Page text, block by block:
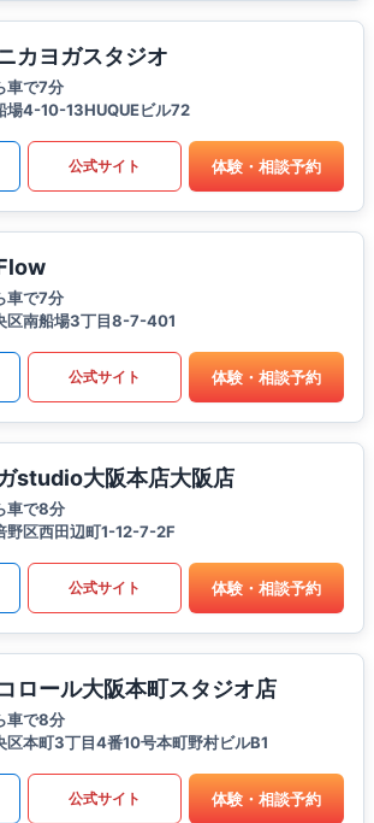
カヨガスタジオ
車で7分
場4-10-13HUQUEビル72
公式サイト 体験・相談予約
車で7分
区南船場3丁目8-7-401
公式サイト 体験・相談予約
studio大阪本店大阪店
車で8分
野区西田辺町1-12-7-2F
公式サイト 体験・相談予約
ロール大阪本町スタジオ店
車で8分
区本町3丁目4番10号本町野村ビルB1
公式サイト 体験・相談予約